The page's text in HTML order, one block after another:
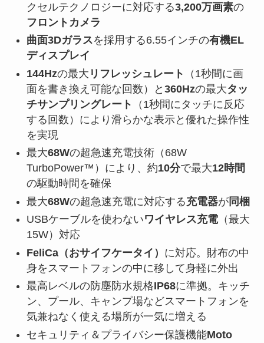
クセルテクノロジーに対応する3,200万画素の
フロントカメラ
曲面3Dガラスを採用する6.55インチの有機EL
ディスプレイ
144Hzの最大 リフレッシュレート
（1秒間に画
面を書き換え可能な回数）と 360Hzの最大タッ
チサンプリングレート
（1秒間にタッチに反応
する回数）により滑らかな表示と優れた操作性
を実現
最大68Wの超急速充電技術（68W
TurboPower™）により、約10分で最大12時間
の駆動時間を確保
最大68Wの超急速充電に対応する充電器が同梱
USBケーブルを使わないワイヤレス充電（最大
15W）対応
FeliCa（おサイフケータイ） に対応。財布の中
身をスマートフォンの中に移して身軽に外出
最高レベルの防塵防水規格IP68に準拠。キッチ
ン、プール、キャンプ場などスマートフォンを
気兼ねなく使える場所が一気に増える
セキュリティ＆プライバシー保護機能Moto